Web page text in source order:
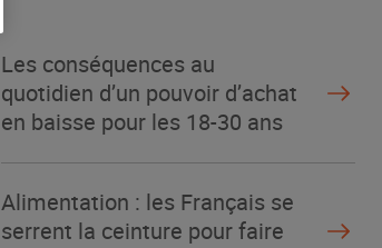
Les conséquences au
quotidien d’un pouvoir d’achat
en baisse pour les 18-30 ans
Alimentation : les Français se
serrent la ceinture pour faire